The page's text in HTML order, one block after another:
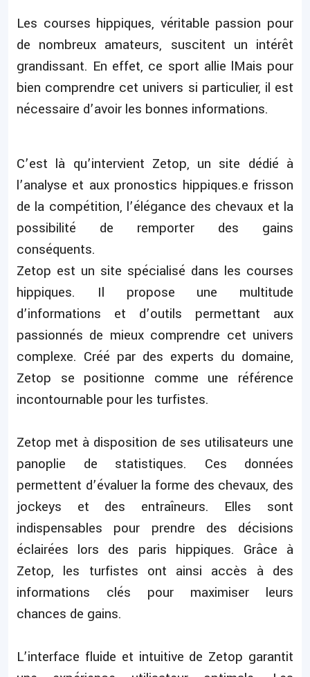
Les courses hippiques, véritable passion pour
de nombreux amateurs, suscitent un intérêt
grandissant. En effet, ce sport allie lMais pour
bien comprendre cet univers si particulier, il est
nécessaire d’avoir les bonnes informations.
C’est là qu’intervient Zetop, un site dédié à
l’analyse et aux pronostics hippiques.e frisson
de la compétition, l’élégance des chevaux et la
possibilité de remporter des gains
conséquents.
Zetop est un site spécialisé dans les courses
hippiques. Il propose une multitude
d’informations et d’outils permettant aux
passionnés de mieux comprendre cet univers
complexe. Créé par des experts du domaine,
Zetop se positionne comme une référence
incontournable pour les turfistes.
Zetop met à disposition de ses utilisateurs une
panoplie de statistiques. Ces données
permettent d’évaluer la forme des chevaux, des
jockeys et des entraîneurs. Elles sont
indispensables pour prendre des décisions
éclairées lors des paris hippiques. Grâce à
Zetop, les turfistes ont ainsi accès à des
informations clés pour maximiser leurs
chances de gains.
L’interface fluide et intuitive de Zetop garantit